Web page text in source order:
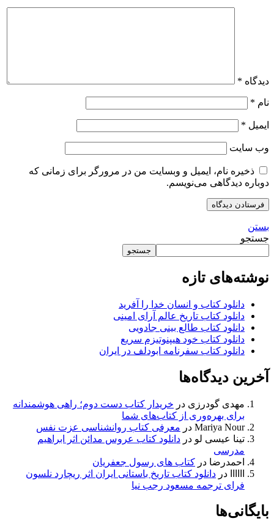
دیدگاه *
نام *
ایمیل *
وب‌ سایت
ذخیره نام، ایمیل و وبسایت من در مرورگر برای زمانی که
دوباره دیدگاهی می‌نویسم.
بستن
جستجو
جستجو
نوشته‌های تازه
دانلود کتاب و انسان خدا را آفرید
دانلود کتاب تاریخ عالم آرای امینی
دانلود کتاب طالع بینی جادویی
دانلود کتاب خود هیپنوتیزم سریع
دانلود کتاب سفرنامه ابودلف در ایران
آخرین دیدگاه‌ها
مهدی گودرزی در خریدار کتاب دست دوم؛ راهی هوشمندانه
برای بهره‌وری از کتاب‌های شما
Mariya Nour در معرفی کتاب روانشناسی عزت نفس
تینا عیسی لو در دانلود کتاب عروس مدائن اثر ابراهیم
مدرسی
احمدرضا در کتاب های رسول جعفریان
در دانلود کتاب تاریخ باستانی ایران اثر ریچارد نلسون
فرای ترجمه مسعود رجب نیا
بایگانی‌ها